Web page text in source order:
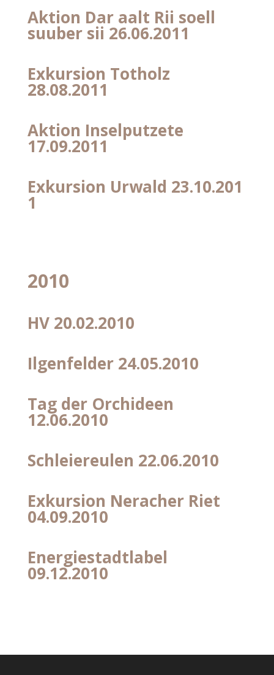
Aktion Dar aalt Rii soell
suuber sii 26.06.2011
Exkursion Totholz
28.08.2011
Aktion Inselputzete
17.09.2011
Exkursion Urwald 23.10.201
1
2010
HV 20.02.2010
Ilgenfelder 24.05.2010
Tag der Orchideen
12.06.2010
Schleiereulen 22.06.2010
Exkursion Neracher Riet
04.09.2010
Energiestadtlabel
09.12.2010